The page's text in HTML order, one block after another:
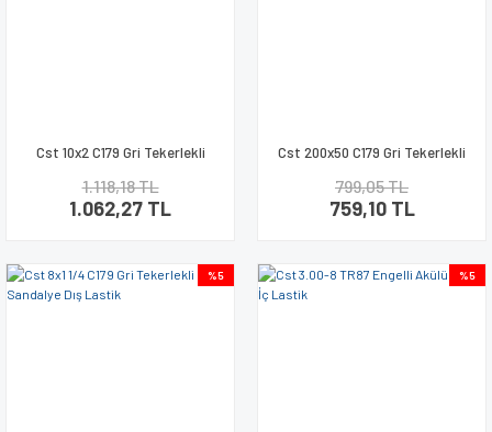
Cst 10x2 C179 Gri Tekerlekli
1.118,18 TL
1.062,27 TL
Cst 200x50 C179 Gri Tekerlekli
799,05 TL
759,10 TL
%5 %5